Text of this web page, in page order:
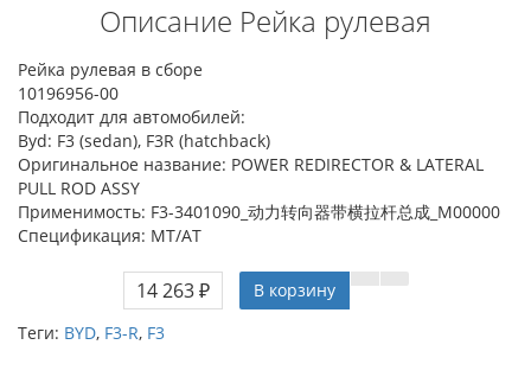
Описание Рейка рулевая
Рейка рулевая в сборе
10196956-00
Подходит для автомобилей:
Byd: F3 (sedan), F3R (hatchback)
Оригинальное название: POWER REDIRECTOR & LATERAL
PULL ROD ASSY
Применимость: F3-3401090_动力转向器带横拉杆总成_M00000
Спецификация: MT/AT
14 263 ₽
В корзину
Теги: BYD, F3-R, F3